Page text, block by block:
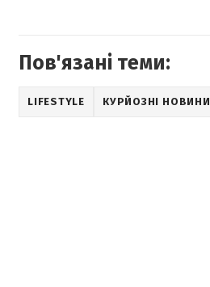
Пов'язані теми:
LIFESTYLE КУРЙОЗНІ НОВИНИ